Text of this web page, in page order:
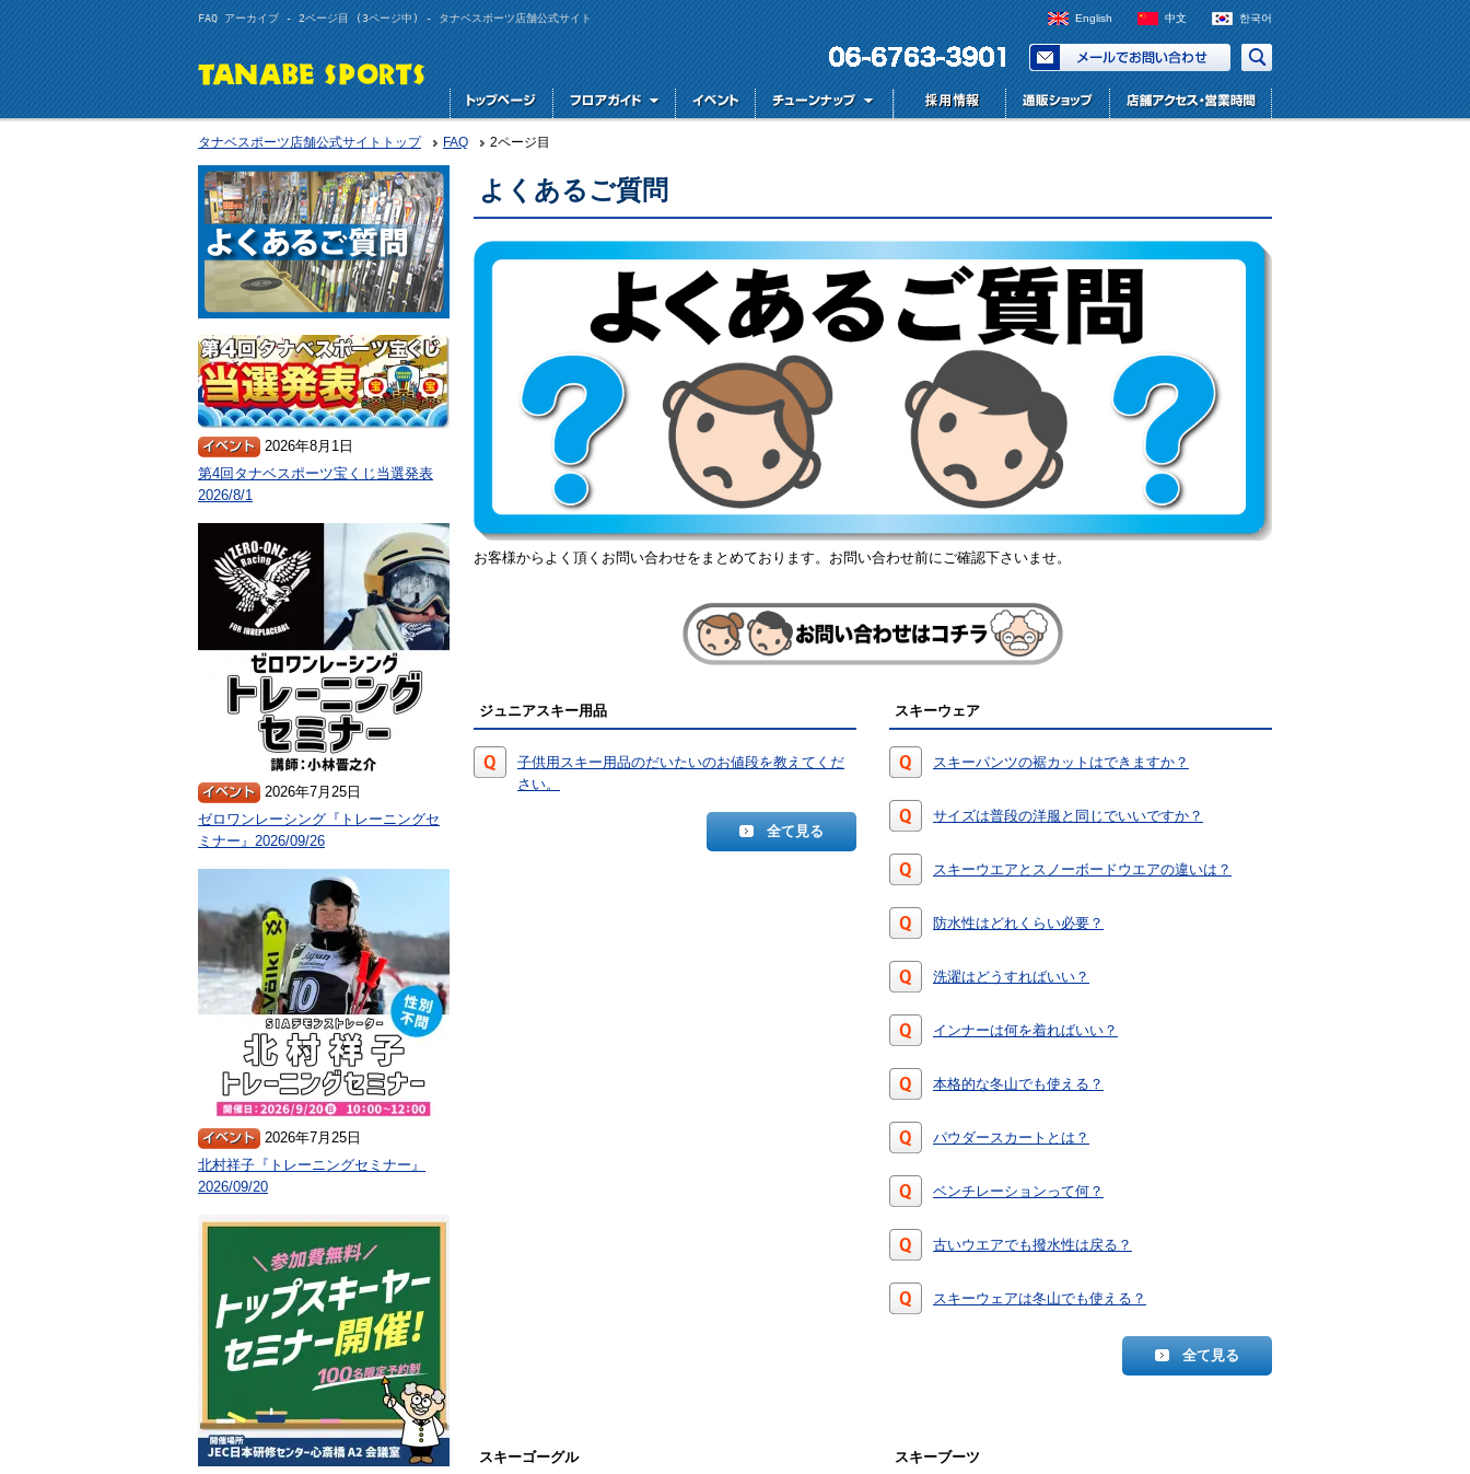
FAQ アーカイブ - 2ページ目 (3ページ中) - タナベスポーツ店舗公式サイト English 中文 한국어
タナベスポーツ店舗公式サイトトップ FAQ 2ページ目
よくあるご質問
お客様からよく頂くお問い合わせをまとめております。お問い合わせ前にご確認下さいませ。
ジュニアスキー用品
子供用スキー用品のだいたいのお値段を教えてくだ
さい。
全て見る
スキーウェア
スキーパンツの裾カットはできますか？
サイズは普段の洋服と同じでいいですか？
スキーウエアとスノーボードウエアの違いは？
防水性はどれくらい必要？
洗濯はどうすればいい？
インナーは何を着ればいい？
本格的な冬山でも使える？
パウダースカートとは？
ベンチレーションって何？
古いウエアでも撥水性は戻る？
スキーウェアは冬山でも使える？
全て見る
スキーゴーグル スキーブーツ
2026年8月1日
第4回タナベスポーツ宝くじ当選発表
2026/8/1
2026年7月25日
ゼロワンレーシング『トレーニングセ
ミナー』2026/09/26
2026年7月25日
北村祥子『トレーニングセミナー』
2026/09/20